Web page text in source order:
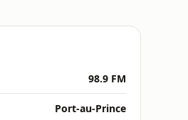
98.9 FM
Port-au-Prince